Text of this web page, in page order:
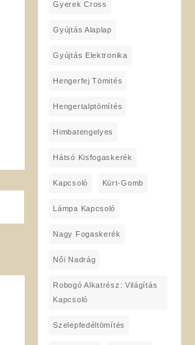
Gyerek Cross
Gyújtás Alaplap
Gyújtás Elektronika
Hengerfej Tömités
Hengertalptömítés
Himbatengelyes
Hátsó Kisfogaskerék
Kapcsoló Kürt-Gomb
Lámpa Kapcsoló
Nagy Fogaskerék
Női Nadrág
Robogó Alkatrész: Világítás
Kapcsoló
Szelepfedéltömítés